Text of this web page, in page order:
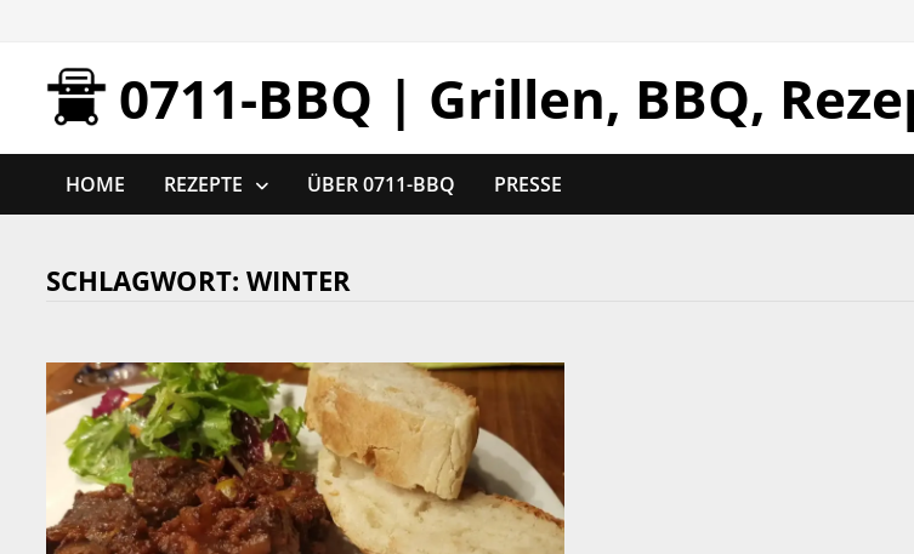
Inhalt
0711-BBQ | Grillen, BBQ,
HOME REZEPTE ÜBER 0711-BBQ PRESSE
SCHLAGWORT:WINTER